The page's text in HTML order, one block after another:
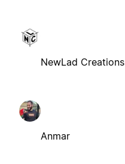
NewLad Creations
Anmar